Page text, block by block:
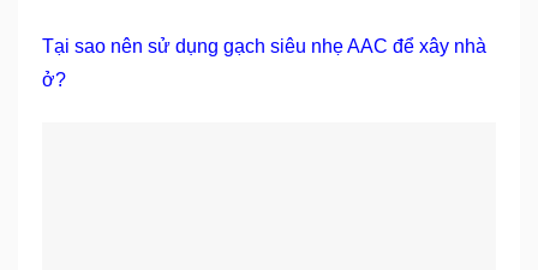
Tại sao nên sử dụng gạch siêu nhẹ AAC để xây nhà
ở?